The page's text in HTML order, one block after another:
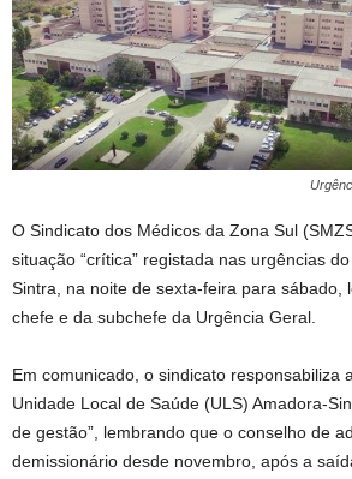
O Sindicato dos Médicos da Zona Sul
situação “crítica” registada nas urgências
Sintra, na noite de sexta-feira para sábado,
chefe e da subchefe da Urgência Geral.
Em comunicado, o sindicato responsabiliza
Unidade Local de Saúde (ULS) Amadora-
de gestão”, lembrando que o conselho de
demissionário desde novembro, após a